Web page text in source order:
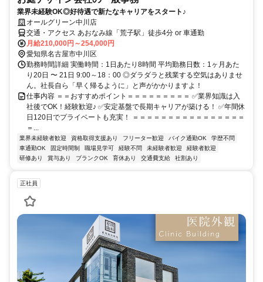
業界未経験OK◎好待遇で新たなキャリアをスタート♪
オールグリーン中川店
交通・アクセス あおなみ線「荒子駅」徒歩4分 or 車通勤
月給210,000円～254,000円
愛知県名古屋市中川区
勤務時間詳細 実働時間：1日あたり8時間 平均勤務日数：1ヶ月あた
り20日 〜 21日 9:00～18：00 ◎ダラダラと残業する空気はありませ
ん。社長自ら「早く帰るように」と声がかかりますよ！
仕事内容 ＝＝おすすめポイント＝＝＝＝＝＝＝＝＝ ✅業界知識は入
社後でOK！経験歓迎♪ ✅安定基盤で長期キャリアが築ける！ ✅年間休
日120日でプライベートも充実！ ＝＝＝＝＝＝＝＝＝＝＝＝＝＝＝＝
＝...
業界未経験者歓迎 資格取得支援あり フリーター歓迎 バイク通勤OK
学歴不問
車通勤OK
固定時間制 職場見学可 経験不問 未経験者歓迎
経験者歓迎
研修あり
賞与あり ブランクOK 育休あり 交通費支給 社割あり
正社員